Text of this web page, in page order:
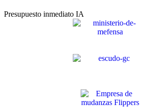
Presupuesto inmediato IA